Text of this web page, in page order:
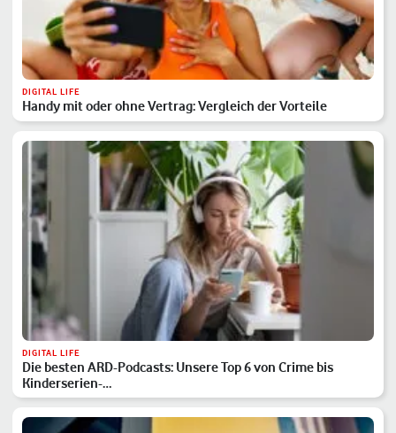
DIGITAL LIFE
Handy mit oder ohne Vertrag: Vergleich der Vorteile
DIGITAL LIFE
Die besten ARD-Podcasts: Unsere Top 6 von Crime bis
Kinderserien-…